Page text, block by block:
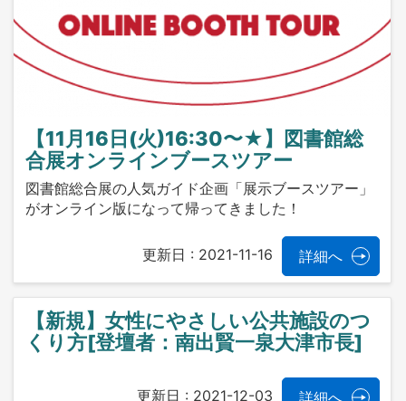
【11月16日(火)16:30〜★】図書館総
合展オンラインブースツアー
図書館総合展の人気ガイド企画「展示ブースツアー」
がオンライン版になって帰ってきました！
更新日 : 2021-11-16 詳細へ
【新規】女性にやさしい公共施設のつ
くり方[登壇者：南出賢一泉大津市長]
更新日 : 2021-12-03 詳細へ